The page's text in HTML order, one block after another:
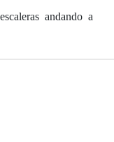
andando a